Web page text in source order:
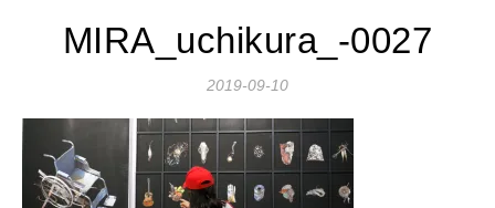
MIRA_uchikura_-0027
2019-09-10